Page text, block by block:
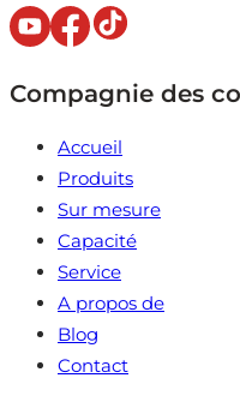
Compagnie des
Accueil
Produits
Sur mesure
Capacité
Service
A propos de
Blog
Contact